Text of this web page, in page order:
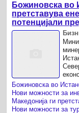
Божиновска во
претставува
потенцијали
на